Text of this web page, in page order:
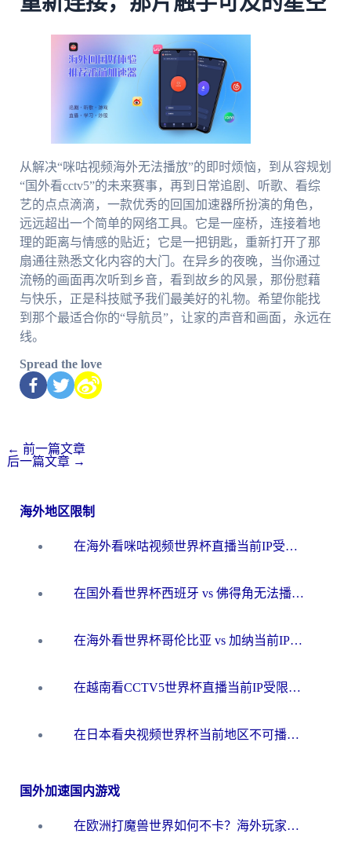
从解决“咪咕视频海外无法播放”的即时烦恼，到从容规划
“国外看cctv5”的未来赛事，再到日常追剧、听歌、看综
艺的点点滴滴，一款优秀的回国加速器所扮演的角色，
远远超出一个简单的网络工具。它是一座桥，连接着地
理的距离与情感的贴近；它是一把钥匙，重新打开了那
扇通往熟悉文化内容的大门。在异乡的夜晚，当你通过
流畅的画面再次听到乡音，看到故乡的风景，那份慰藉
与快乐，正是科技赋予我们最美好的礼物。希望你能找
到那个最适合你的“导航员”，让家的声音和画面，永远在
线。
Spread the love
← 前一篇文章
后一篇文章 →
海外地区限制
在海外看咪咕视频世界杯直播当前IP受限制？这篇指南帮你搞定所有体育赛事观看难题
在国外看世界杯西班牙 vs 佛得角无法播放？这篇指南帮你解锁所有中文体育直播
在海外看世界杯哥伦比亚 vs 加纳当前IP受限制？这篇指南帮你流畅看中文解说赛事
在越南看CCTV5世界杯直播当前IP受限制？海外党体育观赛终极指南来了
在日本看央视频世界杯当前地区不可播放？海外党体育观赛终极指南
国外加速国内游戏
在欧洲打魔兽世界如何不卡？海外玩家的国服游戏加速终极攻略